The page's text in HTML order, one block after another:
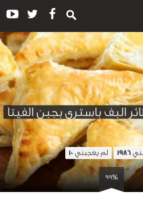
البف باستري بجبن الفيتا
1986 لم يعجبني 10
99%